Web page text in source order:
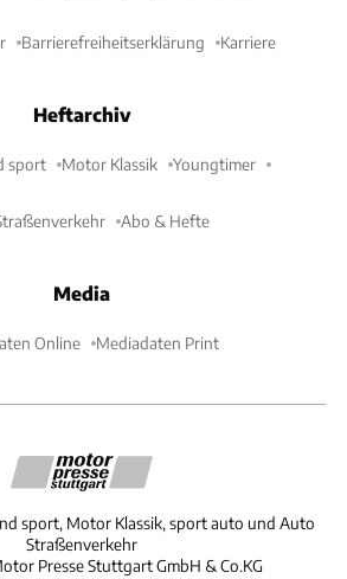
Barrierefreiheitserklärung Karriere
Heftarchiv
sport Motor Klassik Youngtimer
Abo & Hefte
Media
Online Mediadaten Print
sport, Motor Klassik, sport auto und Auto
Straßenverkehr
Presse Stuttgart GmbH & Co.KG